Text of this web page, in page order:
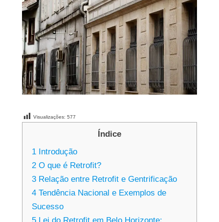
Visualizações: 577
Índice
1 Introdução
2 O que é Retrofit?
3 Relação entre Retrofit e Gentrificação
4 Tendência Nacional e Exemplos de
Sucesso
5 Lei do Retrofit em Belo Horizonte: